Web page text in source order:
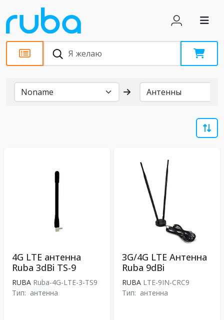
Бренды
4G LTE антенна
Ruba 3dBi TS-9
RUBA Ruba-4G-LTE-3-TS9
Тип: антенна
3G/4G LTE Антенна
Ruba 9dBi
RUBA LTE-9IN-CRC9
Тип: антенна